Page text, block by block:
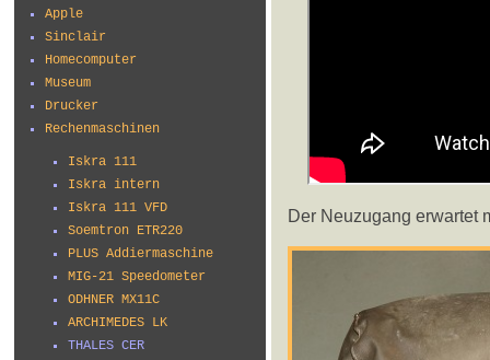
Apple
Sinclair
Homecomputer
Museum
Drucker
Rechenmaschinen
Iskra 111
Iskra intern
Iskra 111 VFD
Soemtron ETR220
PLUS Addiermaschine
MIG-21 Speedometer
ODHNER MX11C
ARCHIMEDES LK
THALES CER
Der Neuzugang erwartet